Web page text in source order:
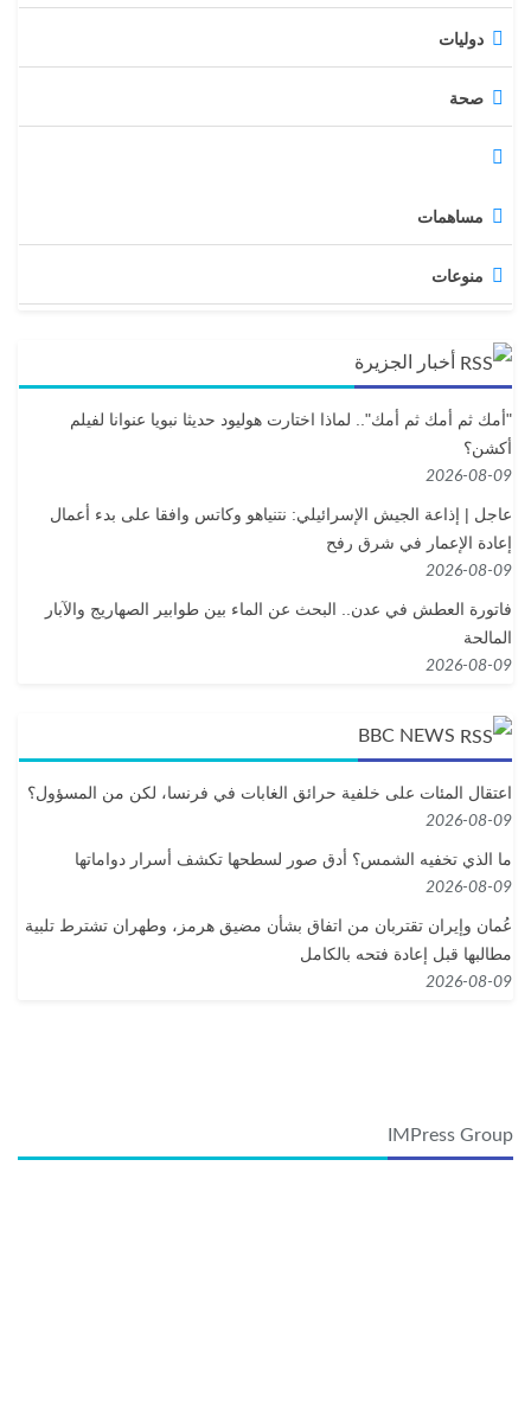
دوليات
صحة
مساهمات
منوعات
أخبار الجزيرة
"أمك ثم أمك ثم أمك".. لماذا اختارت هوليود حديثا نبويا عنوانا لفيلم
أكشن؟
2026-08-09
عاجل | إذاعة الجيش الإسرائيلي: نتنياهو وكاتس وافقا على بدء أعمال
إعادة الإعمار في شرق رفح
2026-08-09
فاتورة العطش في عدن.. البحث عن الماء بين طوابير الصهاريج والآبار
المالحة
2026-08-09
BBC NEWS
اعتقال المئات على خلفية حرائق الغابات في فرنسا، لكن من المسؤول؟
2026-08-09
ما الذي تخفيه الشمس؟ أدق صور لسطحها تكشف أسرار دواماتها
2026-08-09
عُمان وإيران تقتربان من اتفاق بشأن مضيق هرمز، وطهران تشترط تلبية
مطالبها قبل إعادة فتحه بالكامل
2026-08-09
IMPress Group